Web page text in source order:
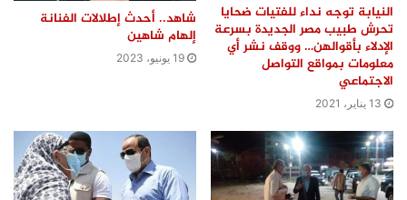
النيابة توجه نداء للفتيات ضحايا
تحرش طبيب مصر الجديدة بسرعة
الإدلاء بأقوالهن… ووقف نشر أي
معلومات بمواقع التواصل
الاجتماعي
13 يناير، 2021
شاهد.. أحدث إطلالات الفنانة
إلهام شاهين
19 يونيو، 2023